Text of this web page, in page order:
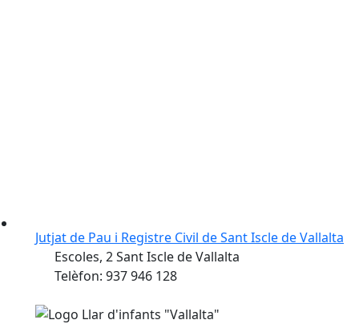
Jutjat de Pau i Registre Civil de Sant Iscle de Vallalta
Escoles, 2 Sant Iscle de Vallalta
Telèfon: 937 946 128